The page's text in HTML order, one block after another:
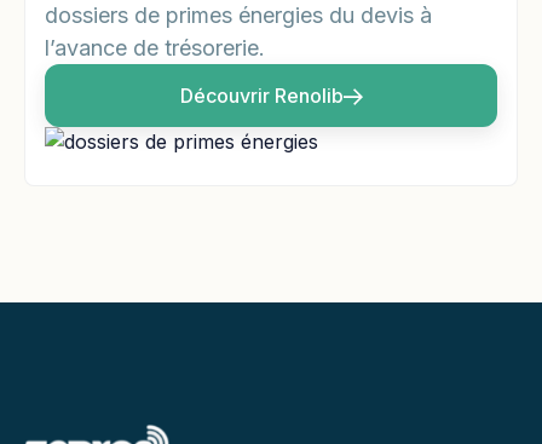
dossiers de primes énergies du devis à
l’avance de trésorerie.
Découvrir Renolib